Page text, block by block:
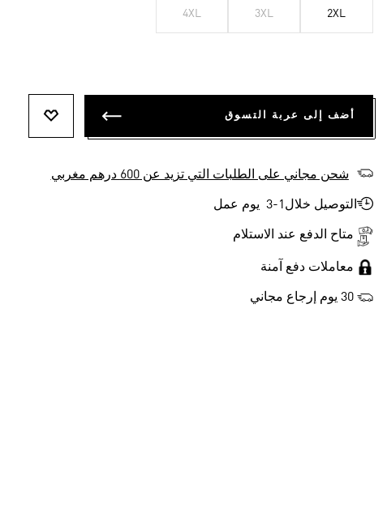
2XL
3XL
4XL
أضف إلى عربة التسوق
شحن مجاني على الطلبات التي تزيد عن 600 درهم مغربي
التوصيل خلال1-3 يوم عمل
متاح الدفع عند الاستلام
معاملات دفع آمنة
30 يوم إرجاع مجاني